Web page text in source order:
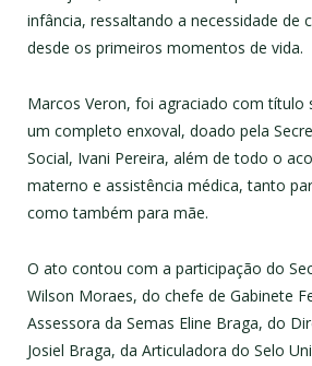
infância, ressaltando a necessidade de
desde os primeiros momentos de vida.
Marcos Veron, foi agraciado com título
um completo enxoval, doado pela
Social, Ivani Pereira, além de todo o
materno e assistência médica, tanto
como também para mãe.
O ato contou com a participação do
Wilson Moraes, do chefe de Gabinete
Assessora da Semas Eline Braga, do
Josiel Braga, da Articuladora do Selo